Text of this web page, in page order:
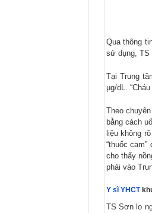
Qua thông
sử dụng, TS
Tại Trung
µg/dL.
Theo
bằng cách
liệu không
“thuốc
cho thấy
phải vào
Y sĩ YHCT
TS Sơn lo